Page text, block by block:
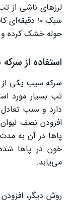
لرزهای ناشی از
سبک ۱۰
حوله خشک کرده و
استفاده از
سرکه سیب یکی
تب بسیار مورد
دارد و سبب
افزودن نصف
خون در پاها
می‌یابد.
روش دیگر،